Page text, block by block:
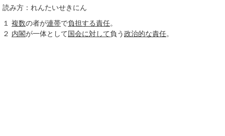
読み方：れんたいせきにん
１
複数の者が連帯で負担する責任。
２ 内閣が一体として国会に対して負う政治的な責任。